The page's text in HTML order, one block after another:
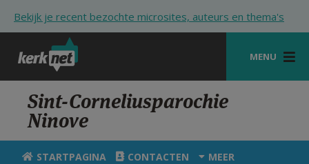
Bekijk je recent bezochte microsites, auteurs en thema's
MENU
STARTPAGINA
KERK
VIERINGEN
Sint-Corneliusparochie
Ninove
STARTPAGINA CONTACTEN MEER